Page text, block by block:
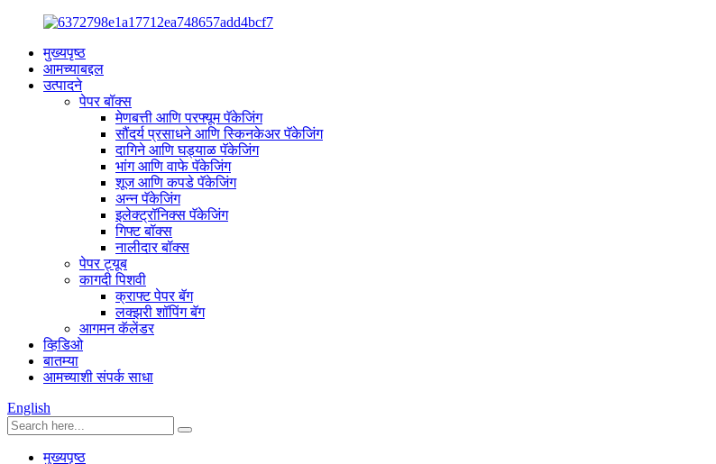
मुख्यपृष्ठ
आमच्याबद्दल
उत्पादने
पेपर बॉक्स
मेणबत्ती आणि परफ्यूम पॅकेजिंग
सौंदर्य प्रसाधने आणि स्किनकेअर पॅकेजिंग
दागिने आणि घड्याळ पॅकेजिंग
भांग आणि वाफे पॅकेजिंग
शूज आणि कपडे पॅकेजिंग
अन्न पॅकेजिंग
इलेक्ट्रॉनिक्स पॅकेजिंग
गिफ्ट बॉक्स
नालीदार बॉक्स
पेपर ट्यूब
कागदी पिशवी
क्राफ्ट पेपर बॅग
लक्झरी शॉपिंग बॅग
आगमन कॅलेंडर
व्हिडिओ
बातम्या
आमच्याशी संपर्क साधा
English
मुख्यपृष्ठ